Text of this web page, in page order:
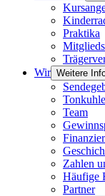
Praktika
Wir Weitere
Team
Zahlen
Häufige
Partner